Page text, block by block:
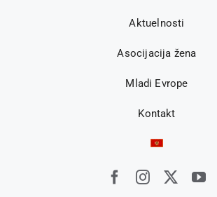
Aktuelnosti
Asocijacija žena
Mladi Evrope
Kontakt